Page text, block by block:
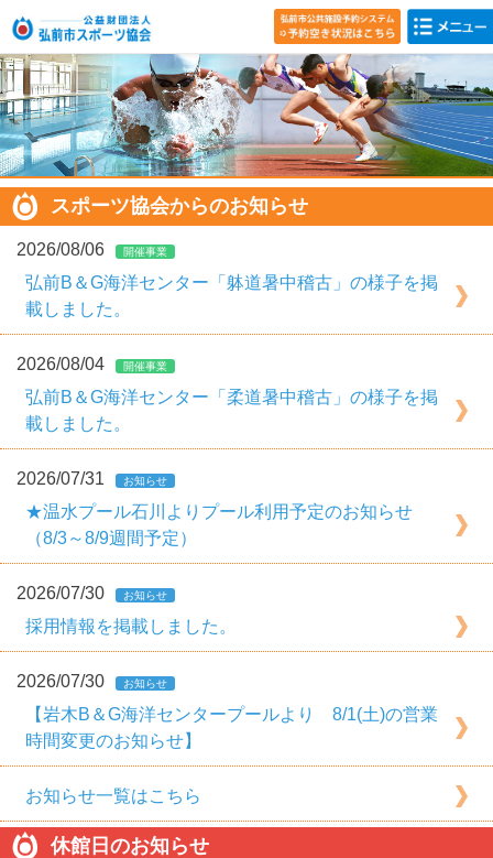
スポーツ協会からのお知らせ
2026/08/06 開催事業
弘前B＆G海洋センター「躰道暑中稽古」の様子を掲
載しました。
2026/08/04 開催事業
弘前B＆G海洋センター「柔道暑中稽古」の様子を掲
載しました。
2026/07/31 お知らせ
★温水プール石川よりプール利用予定のお知らせ
（8/3～8/9週間予定）
2026/07/30 お知らせ
採用情報を掲載しました。
2026/07/30 お知らせ
【岩木B＆G海洋センタープールより 8/1(土)の営業
時間変更のお知らせ】
お知らせ一覧はこちら
休館日のお知らせ